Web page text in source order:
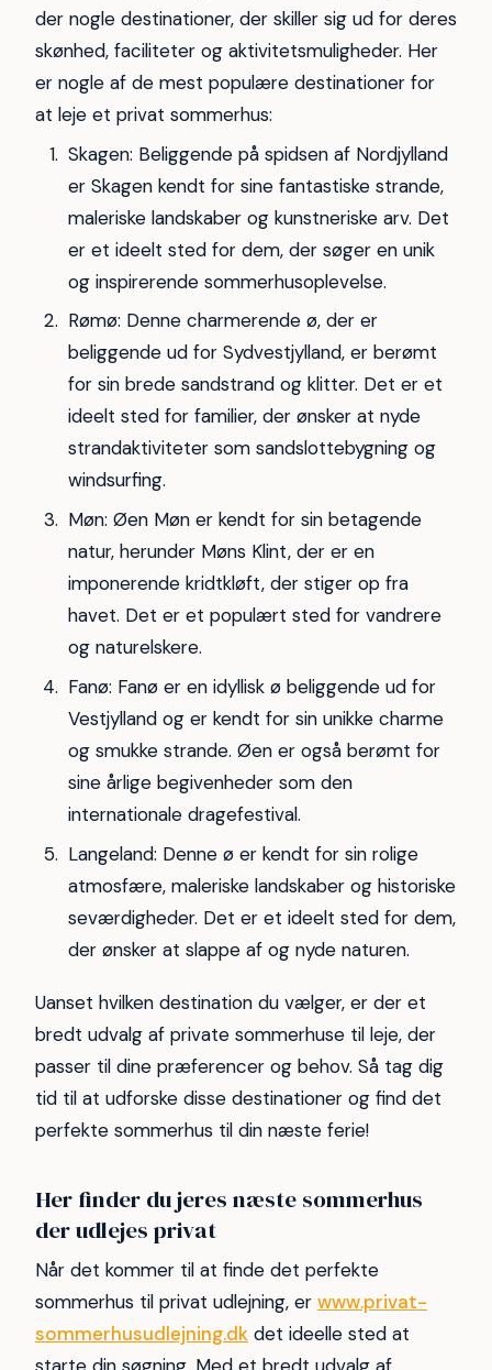
der nogle destinationer, der skiller sig ud for deres
skønhed, faciliteter og aktivitetsmuligheder. Her
er nogle af de mest populære destinationer for
at leje et privat sommerhus:
Skagen: Beliggende på spidsen af Nordjylland
er Skagen kendt for sine fantastiske strande,
maleriske landskaber og kunstneriske arv. Det
er et ideelt sted for dem, der søger en unik
og inspirerende sommerhusoplevelse.
Rømø: Denne charmerende ø, der er
beliggende ud for Sydvestjylland, er berømt
for sin brede sandstrand og klitter. Det er et
ideelt sted for familier, der ønsker at nyde
strandaktiviteter som sandslottebygning og
windsurfing.
Møn: Øen Møn er kendt for sin betagende
natur, herunder Møns Klint, der er en
imponerende kridtkløft, der stiger op fra
havet. Det er et populært sted for vandrere
og naturelskere.
Fanø: Fanø er en idyllisk ø beliggende ud for
Vestjylland og er kendt for sin unikke charme
og smukke strande. Øen er også berømt for
sine årlige begivenheder som den
internationale dragefestival.
Langeland: Denne ø er kendt for sin rolige
atmosfære, maleriske landskaber og historiske
seværdigheder. Det er et ideelt sted for dem,
der ønsker at slappe af og nyde naturen.
Uanset hvilken destination du vælger, er der et
bredt udvalg af private sommerhuse til leje, der
passer til dine præferencer og behov. Så tag dig
tid til at udforske disse destinationer og find det
perfekte sommerhus til din næste ferie!
Her finder du jeres næste sommerhus
der udlejes privat
Når det kommer til at finde det perfekte
sommerhus til privat udlejning, er www.privat-
sommerhusudlejning.dk det ideelle sted at